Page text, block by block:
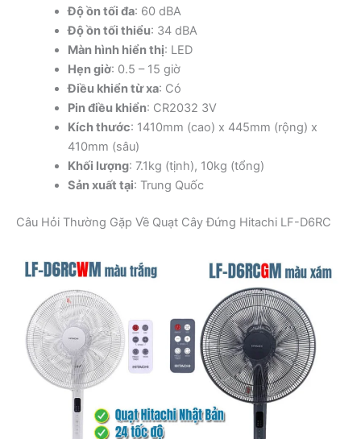
Độ ồn tối đa: 60 dBA
Độ ồn tối thiểu: 34 dBA
Màn hình hiển thị: LED
Hẹn giờ: 0.5 – 15 giờ
Điều khiển từ xa: Có
Pin điều khiển: CR2032 3V
Kích thước: 1410mm (cao) x 445mm (rộng) x
410mm (sâu)
Khối lượng: 7.1kg (tịnh), 10kg (tổng)
Sản xuất tại: Trung Quốc
Câu Hỏi Thường Gặp Về Quạt Cây Đứng Hitachi LF-D6RC